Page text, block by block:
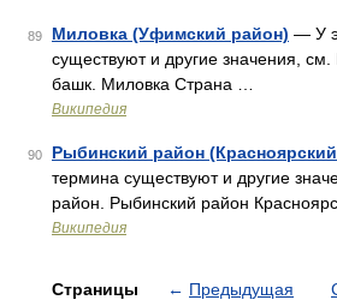
89 Миловка (Уфимский район) — У
существуют и другие значения,
башк. Миловка Страна …
Википедия
90 Рыбинский район
термина существуют и другие
район. Рыбинский район
Википедия
Страницы ← Предыдущая